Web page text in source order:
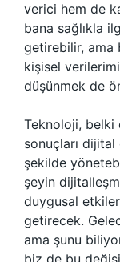
verici hem de
bana sağlıkla
getirebilir, ama
kişisel
düşünmek de
Teknoloji,
sonuçları
şekilde
şeyin
duygusal
getirecek.
ama şunu
biz de bu